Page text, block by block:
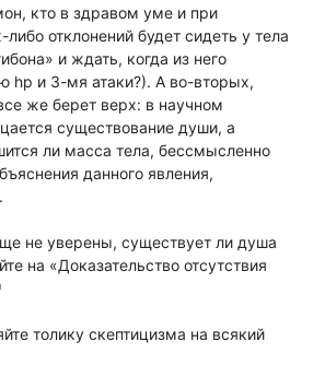
кто в здравом уме и при
либо отклонений будет сидеть у тела
и ждать, когда из него
hp и 3-мя атаки?). А во-вторых,
же берет верх: в научном
существование души, а
ли масса тела, бессмысленно
данного явления,
не уверены, существует ли душа
на «Доказательство отсутствия
толику скептицизма на всякий